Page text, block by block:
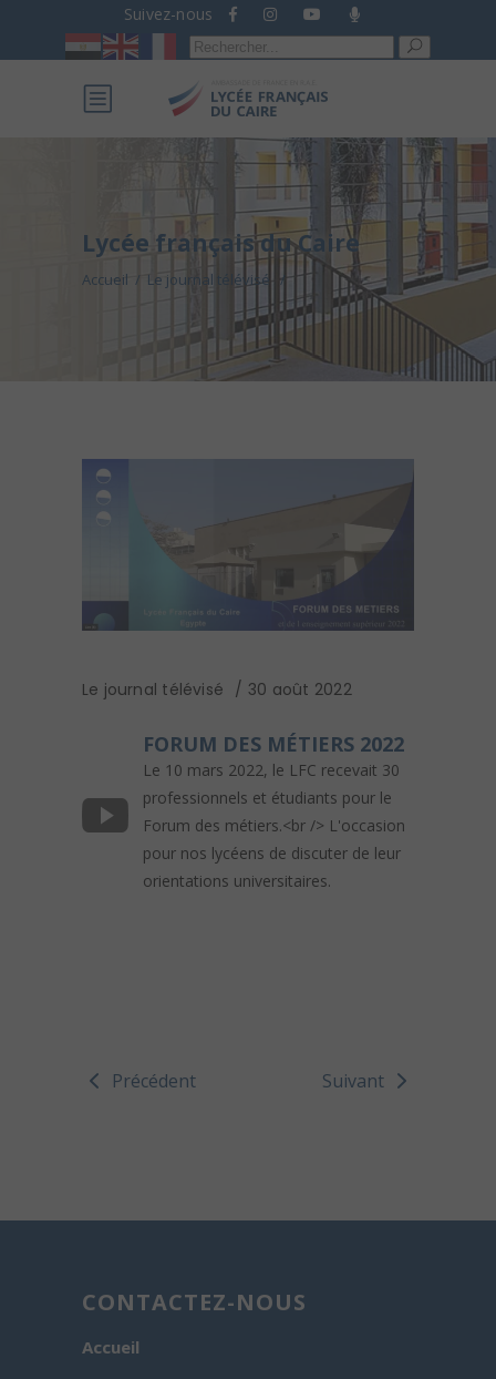
Suivez-nous
Recherche
pour :
Lycée français du Caire
Accueil / Le journal télévisé /
Le journal télévisé 30 août 2022
FORUM DES MÉTIERS 2022
Le 10 mars 2022, le LFC recevait 30
professionnels et étudiants pour le
Forum des métiers.<br /> L'occasion
pour nos lycéens de discuter de leur
orientations universitaires.
Précédent Suivant
CONTACTEZ-NOUS
Accueil